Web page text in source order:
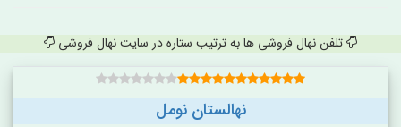
تلفن نهال فروشی ها به ترتیب ستاره در سایت نهال فروشی
نهالستان نومل